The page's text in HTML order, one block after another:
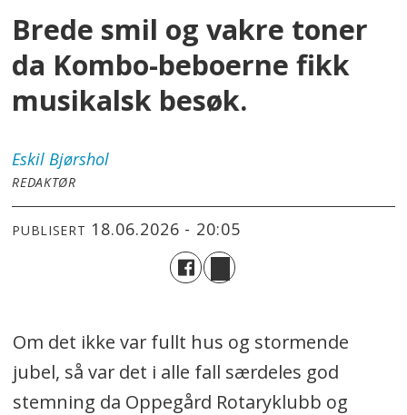
Brede smil og vakre toner
da Kombo-beboerne fikk
musikalsk besøk.
Eskil Bjørshol
REDAKTØR
PUBLISERT 18.06.2026 - 20:05
Om det ikke var fullt hus og stormende
jubel, så var det i alle fall særdeles god
stemning da Oppegård Rotaryklubb og